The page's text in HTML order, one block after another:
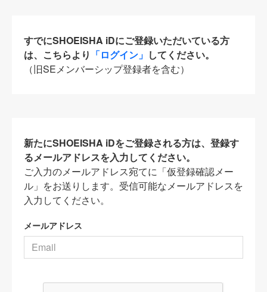
すでにSHOEISHA iDにご登録いただいている方
は、こちらより 「ログイン」 してください。
（旧SEメンバーシップ登録者を含む）
新たにSHOEISHA iDをご登録される方は、登録す
るメールアドレスを入力してください。
ご入力のメールアドレス宛てに「仮登録確認メー
ル」をお送りします。受信可能なメールアドレスを
入力してください。
メールアドレス